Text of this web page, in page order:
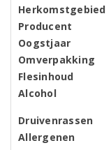
Herkomstgebied
Producent
Oogstjaar
Omverpakking
Flesinhoud
Alcohol
Druivenrassen
Allergenen